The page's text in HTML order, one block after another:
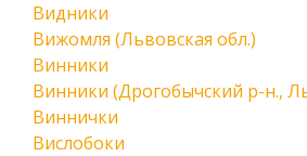
Видники
Вижомля (Львовская обл.)
Винники
Винники (Дрогобычский р-н.,
Виннички
Вислобоки